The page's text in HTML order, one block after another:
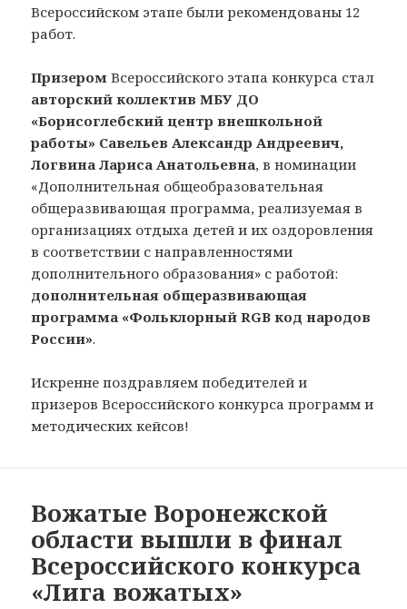
Всероссийском этапе были рекомендованы 12
работ.
Призером Всероссийского этапа конкурса стал
авторский коллектив МБУ ДО
«Борисоглебский центр внешкольной
работы» Савельев Александр Андреевич,
Логвина Лариса Анатольевна, в номинации
«Дополнительная общеобразовательная
общеразвивающая программа, реализуемая в
организациях отдыха детей и их оздоровления
в соответствии с направленностями
дополнительного образования» с работой:
дополнительная общеразвивающая
программа «Фольклорный RGB код народов
России».
Искренне поздравляем победителей и
призеров Всероссийского конкурса программ и
методических кейсов!
Вожатые Воронежской
области вышли в финал
Всероссийского конкурса
«Лига вожатых»